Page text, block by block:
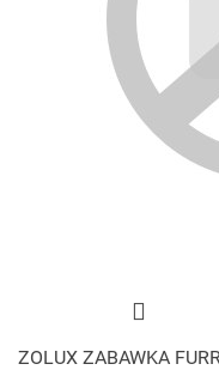
ZOLUX ZABAWKA